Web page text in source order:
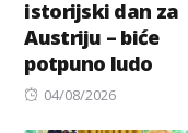
istorijski dan za
Austriju – biće
potpuno ludo
Posted
04/08/2026